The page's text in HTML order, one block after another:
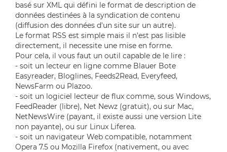
basé sur XML qui défini le format de description de
données destinées à la syndication de contenu
(diffusion des données d'un site sur un autre).
Le format RSS est simple mais il n'est pas lisible
directement, il necessite une mise en forme.
Pour cela, il vous faut un outil capable de le lire :
- soit un lecteur en ligne comme Blauer Bote
Easyreader, Bloglines, Feeds2Read, Everyfeed,
NewsFarm ou Plazoo.
- soit un logiciel lecteur de flux comme, sous Windows,
FeedReader (libre), Net Newz (gratuit), ou sur Mac,
NetNewsWire (payant, il existe aussi une version Lite
non payante), ou sur Linux Liferea.
- soit un navigateur Web compatible, notamment
Opera 7.5 ou Mozilla Firefox (nativement, ou avec